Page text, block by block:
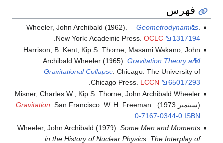
فهرس
Wheeler, John Archibald (1962). Geometrodynamics.
New York: Academic Press. OCLC 1317194
Harrison, B. Kent; Kip S. Thorne; Masami Wakano; John
Archibald Wheeler (1965). Gravitation Theory and
Gravitational Collapse. Chicago: The University of
Chicago Press. LCCN 65017293
Misner, Charles W.; Kip S. Thorne; John Archibald Wheeler
(سبتمبر 1973).
Gravitation. San Francisco: W. H. Freeman.
ISBN
0-7167-0344-0
.
Wheeler, John Archibald (1979). Some Men and Moments
in the History of Nuclear Physics: The Interplay of